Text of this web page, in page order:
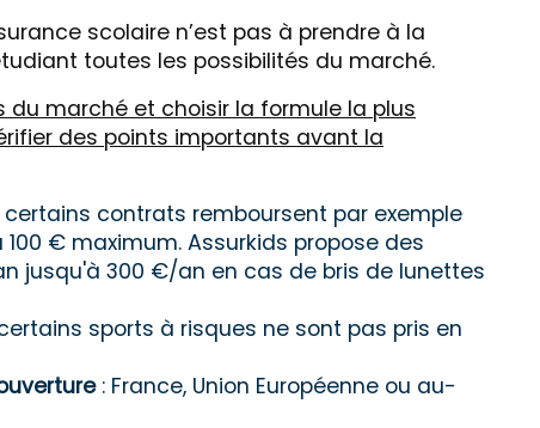
scolaire n’est pas à prendre à la
toutes les possibilités du marché.
du marché et choisir la formule la plus
des points importants avant la
certains contrats remboursent par exemple
€ maximum. Assurkids propose des
jusqu'à 300 €/an en cas de bris de lunettes
sports à risques ne sont pas pris en
: France, Union Européenne ou au-